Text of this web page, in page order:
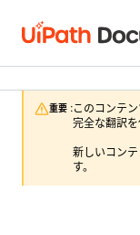
重要 :このコンテ
完全な翻訳を
新しいコン
す。